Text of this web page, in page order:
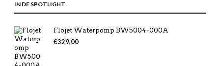
IN DE SPOTLIGHT
Flojet Waterpomp BW5004-000A
€329,00